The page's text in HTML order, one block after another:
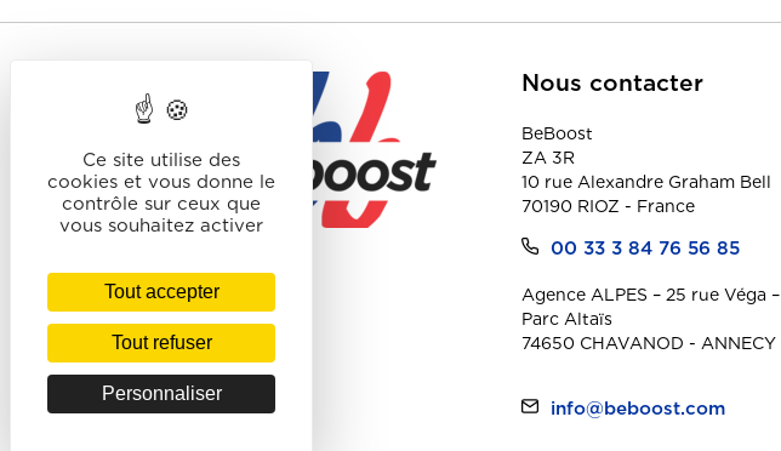
- Ecoresponsable -
- Full-Zip & capuche
Polaires & softshell
- Softshell
- Ecoresponsable -
Made In France/UE
Vestes
- Coupe-vent et pluie
Nous contacter
BeBoost
ZA 3R
10 rue Alexandre Graham Bell
70190 RIOZ - France
00 33 3 84 76 56 85
Agence ALPES – 25 rue Véga –
Parc Altaïs
74650 CHAVANOD - ANNECY
info@beboost.com
Ce site utilise des
cookies et vous donne le
contrôle sur ceux que
vous souhaitez activer
Tout accepter
Tout refuser
Personnaliser